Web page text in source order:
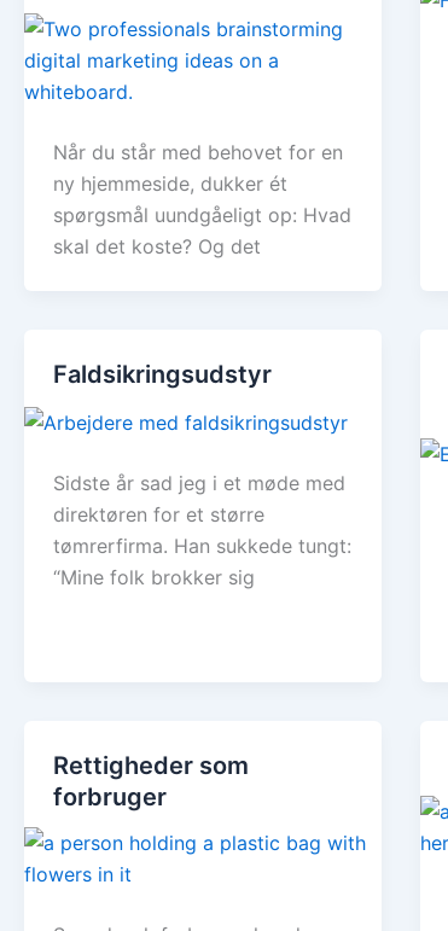
Når du står med behovet for en
ny hjemmeside, dukker ét
spørgsmål uundgåeligt op: Hvad
skal det koste? Og det
Faldsikringsudstyr
Sidste år sad jeg i et møde med
direktøren for et større
tømrerfirma. Han sukkede tungt:
“Mine folk brokker sig
Rettigheder som
forbruger